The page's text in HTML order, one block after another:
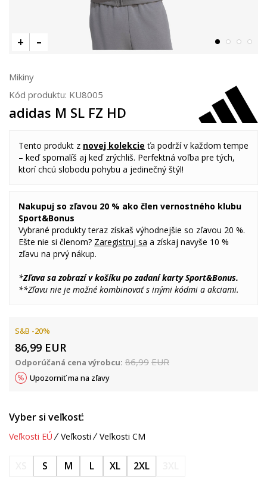
Mikiny
Kód produktu: KU8005
adidas M SL FZ HD
Tento produkt z novej kolekcie ťa podrží v každom tempe
– keď spomalíš aj keď zrýchliš. Perfektná voľba pre tých,
ktorí chcú slobodu pohybu a jedinečný štýl!
Nakupuj so zľavou 20 % ako člen vernostného klubu
Sport&Bonus
Vybrané produkty teraz získaš výhodnejšie so zľavou 20 %.
Ešte nie si členom? Zaregistruj sa a získaj navyše 10 %
zľavu na prvý nákup.
*Zľava sa zobrazí v košíku po zadaní karty Sport&Bonus.
**Zľavu nie je možné kombinovať s inými kódmi a akciami.
S&B -20%
86,99 EUR
Odporúčaná cena výrobcu: 86,99 EUR
Upozorniť ma na zľavy
Vyber si veľkosť:
Veľkosti EÚ Veľkosti Veľkosti CM
S M L XL 2XL